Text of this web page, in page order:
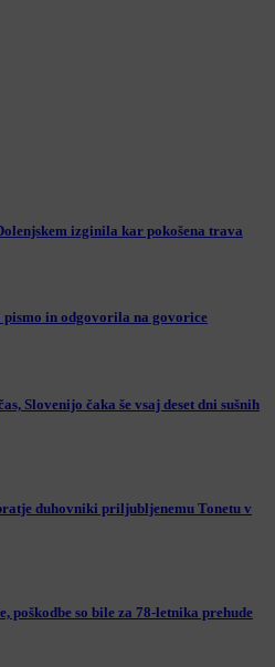
izginila kar pokošena trava
in odgovorila na govorice
Slovenijo čaka še vsaj deset dni sušnih
duhovniki priljubljenemu Tonetu v
poškodbe so bile za 78-letnika prehude